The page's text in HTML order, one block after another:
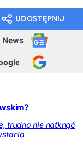
UDOSTĘPNIJ
News
trudno nie natknąć